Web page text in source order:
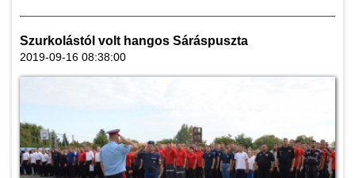
Szurkolástól volt hangos Sáráspuszta
2019-09-16 08:38:00